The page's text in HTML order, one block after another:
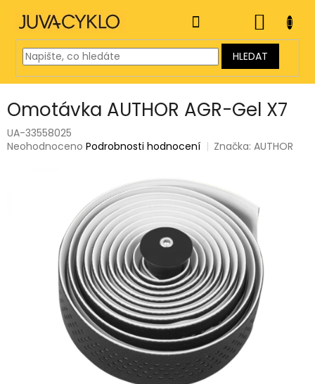
obsah
HLEDAT
KOŠÍK
Omotávka AUTHOR AGR-Gel X7
UA-33558025
Průměrné
Neohodnoceno Podrobnosti hodnocení Značka:AUTHOR